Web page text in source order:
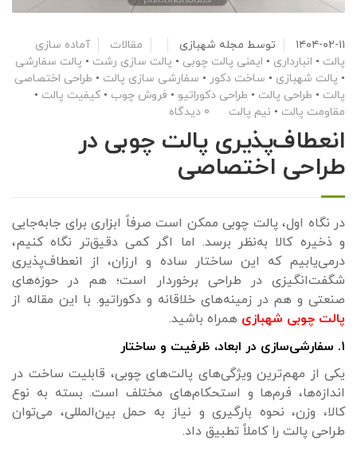
۱۴۰۴-۰۲-۱۱ توسط مجله شهبازی مقالات
آماده سازی
پالت • انبارداری • ایمنی پالت چوبی • پالت سازی رشت • پالت سفارشی
• پالت شهبازی • ساخت دکور • سفارشی سازی پالت • طراحی اختصاصی
پالت • طراحی پالت • طراحی دکوراتیو • فروش چوب •کیفیت پالت •
مقاومت پالت • نیم پالت 0 دیدگاه
انعطاف‌پذیری پالت چوبی در
طراحی اختصاصی
در نگاه اول، پالت چوبی ممکن است صرفاً ابزاری برای جابه‌جایی
و ذخیره کالا به‌نظر برسد. اما اگر کمی دقیق‌تر نگاه کنیم،
درمی‌یابیم که این ساختار ساده و ارزان، از انعطاف‌پذیری
شگفت‌انگیزی در طراحی برخوردار است؛ هم در حوزه‌های
صنعتی و هم در زمینه‌های خلاقانه و دکوراتیو. با این مقاله از
پالت چوبی شهبازی همراه باشید.
۱. سفارشی‌سازی در ابعاد، ظرفیت و ساختار
یکی از مهم‌ترین ویژگی‌های پالت‌های چوبی، قابلیت ساخت در
اندازه‌ها، فرم‌ها و استحکام‌های مختلف است. بسته به نوع
کالا، وزن، نحوه بارگیری و نیاز به حمل بین‌المللی، می‌توان
طراحی پالت را کاملاً تطبیق داد.